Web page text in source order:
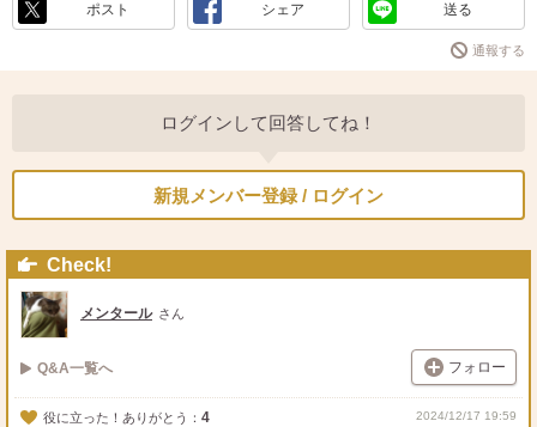
ポスト シェア 送る
通報する
ログインして回答してね！
新規メンバー登録 / ログイン
Check!
メンタール さん
Q&A一覧へ フォロー
役に立った！ありがとう： 4 2024/12/17 19:59